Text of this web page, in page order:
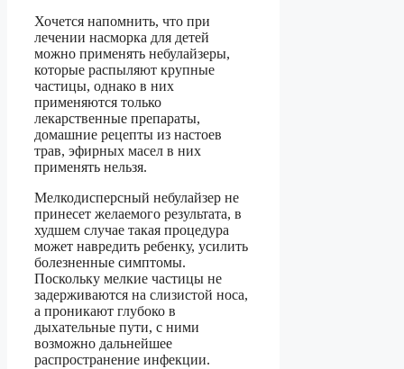
Хочется напомнить, что при
лечении насморка для детей
можно применять небулайзеры,
которые распыляют крупные
частицы, однако в них
применяются только
лекарственные препараты,
домашние рецепты из настоев
трав, эфирных масел в них
применять нельзя.
Мелкодисперсный небулайзер не
принесет желаемого результата, в
худшем случае такая процедура
может навредить ребенку, усилить
болезненные симптомы.
Поскольку мелкие частицы не
задерживаются на слизистой носа,
а проникают глубоко в
дыхательные пути, с ними
возможно дальнейшее
распространение инфекции.